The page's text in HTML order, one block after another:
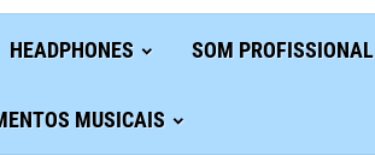
HEADPHONES SOM PROFISSIONAL
MUSICAIS